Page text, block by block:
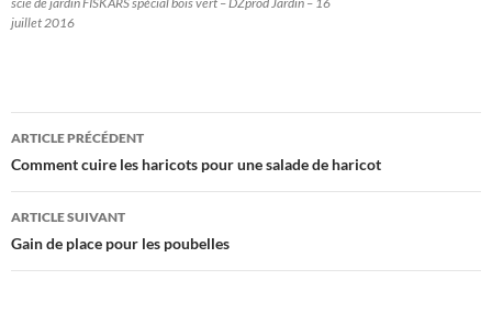
juillet 2016
Navigation
des
articles
ARTICLE PRÉCÉDENT
Comment cuire les haricots pour une salade de haricot
ARTICLE SUIVANT
Gain de place pour les poubelles